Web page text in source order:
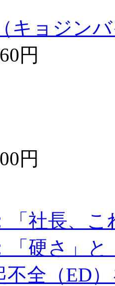
キョジン
円
円
「社長、こ
「硬さ」と
不全（ED